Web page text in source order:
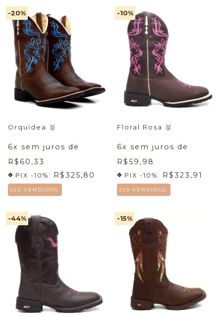
-20%
Orquídea 🥇
6x sem juros de
R$60,33
PIX -10%: R$325,80
320 VENDIDOS.
-10%
Floral Rosa 🥇
6x sem juros de
R$59,98
PIX -10%: R$323,91
329 VENDIDOS.
-44% -15%